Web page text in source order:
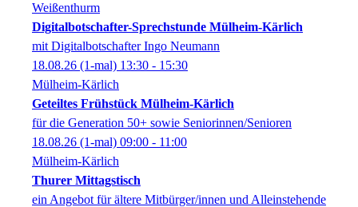
Weißenthurm
Digitalbotschafter-Sprechstunde Mülheim-Kärlich
mit Digitalbotschafter Ingo Neumann
18.08.26 (1-mal) 13:30 - 15:30
Mülheim-Kärlich
Geteiltes Frühstück Mülheim-Kärlich
für die Generation 50+ sowie Seniorinnen/Senioren
18.08.26 (1-mal) 09:00 - 11:00
Mülheim-Kärlich
Thurer Mittagstisch
ein Angebot für ältere Mitbürger/innen und Alleinstehende